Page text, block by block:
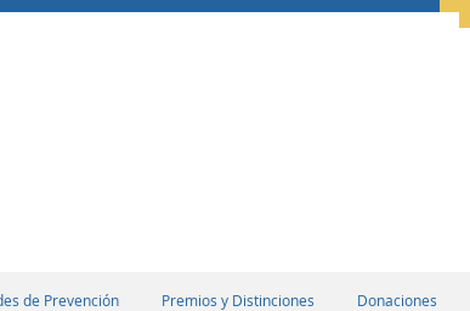
de Prevención Premios y Distinciones Donaciones